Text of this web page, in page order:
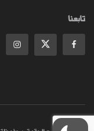
تابعنا